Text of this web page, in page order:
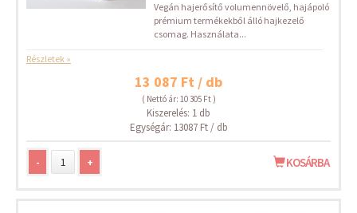
Vegán hajerősítő volumennövelő, hajápoló
prémium termékekből álló hajkezelő
csomag. Használata...
Részletek »
13 087 Ft / db
( Nettó ár: 10 305 Ft )
Kiszerelés: 1 db
Egységár: 13087 Ft / db
- + KOSÁRBA